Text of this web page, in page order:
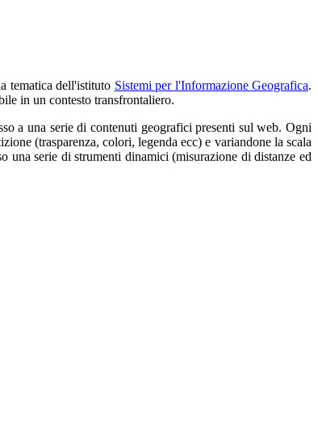
tematica dell'istituto Sistemi per l'Informazione Geografica.
in un contesto transfrontaliero.
a una serie di contenuti geografici presenti sul web. Ogni
(trasparenza, colori, legenda ecc) e variandone la scala
una serie di strumenti dinamici (misurazione di distanze ed